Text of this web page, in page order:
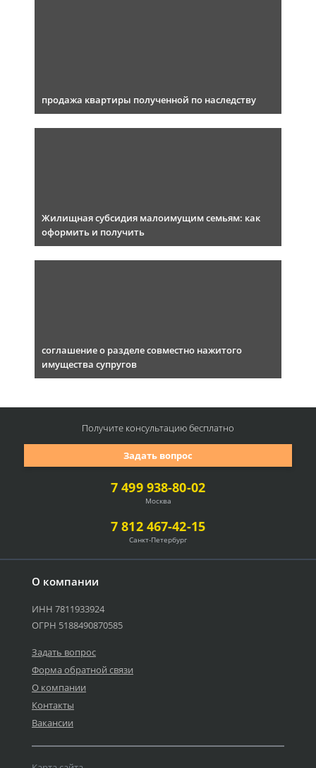
продажа квартиры полученной по наследству
Жилищная субсидия малоимущим семьям: как
оформить и получить
соглашение о разделе совместно нажитого
имущества супругов
О компании
ИНН 7811933924
ОГРН 5188490870585
Задать вопрос
Форма обратной связи
О компании
Контакты
Вакансии
7 499 938-80-02
Москва
7 812 467-42-15
Санкт-Петербург
Задать вопрос
Получите консультациюбесплатно